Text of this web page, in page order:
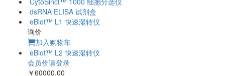
dsRNA ELISA 试剂盒
eBlot™ L1 快速湿转仪
询价
加入购物车
eBlot™ L2 快速湿转仪
会员价请登录
￥60000.00